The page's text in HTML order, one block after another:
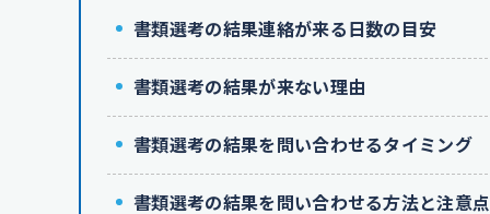
書類選考の結果連絡が来る日数の目安
書類選考の結果が来ない理由
書類選考の結果を問い合わせるタイミング
書類選考の結果を問い合わせる方法と注意点